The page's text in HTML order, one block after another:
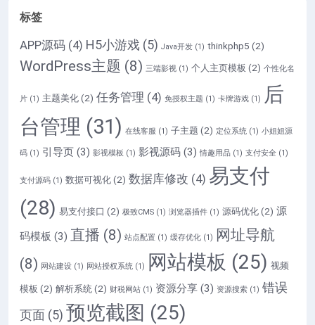
标签
APP源码 (4) H5小游戏 (5) Java开发 (1) thinkphp5 (2)
WordPress主题 (8) 三端影视 (1) 个人主页模板 (2) 个性化名
片 (1) 主题美化 (2) 任务管理 (4) 免授权主题 (1) 卡牌游戏 (1)
后
台管理 (31) 在线客服 (1) 子主题 (2) 定位系统 (1) 小姐姐源
码 (1) 引导页 (3) 影视模板 (1) 影视源码 (3) 情趣用品 (1) 支付安全 (1)
支付源码 (1) 数据可视化 (2) 数据库修改 (4) 易支付
(28) 易支付接口 (2) 极致CMS (1) 浏览器插件 (1) 源码优化 (2) 源
码模板 (3) 直播 (8) 站点配置 (1) 缓存优化 (1)
网址导航
(8) 网站建设 (1) 网站授权系统 (1) 网站模板 (25) 视频
模板 (2) 解析系统 (2) 财税网站 (1) 资源分享 (3) 资源搜索 (1) 错误
页面 (5) 预览截图 (25)